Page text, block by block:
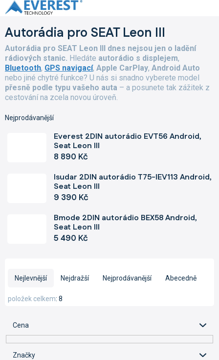
Přejít
na
Autorádia pro SEAT Leon III
Autorádia pro SEAT Leon III dnes nejsou jen o ladění
rádiových stanic. Hledáte autorádio s displejem,
Bluetooth, GPS navigací, Apple CarPlay, Android Auto
nebo jiné chytré funkce? U nás si snadno vyberete model
přesně podle typu vašeho auta – a posunete tak zážitek z
cestování na zcela novou úroveň.
Nejprodávanější
Everest 2DIN autorádio EVT56 Android,
Seat Leon III
8 890 Kč
Isudar 2DIN autorádio T75-IEV113 Android,
Seat Leon III
9 390 Kč
Bmode 2DIN autorádio BEX58 Android,
Seat Leon III
5 490 Kč
e
r
Nejlevnější Nejdražší Nejprodávanější Abecedně
8
položek celkem
Cena
Značky